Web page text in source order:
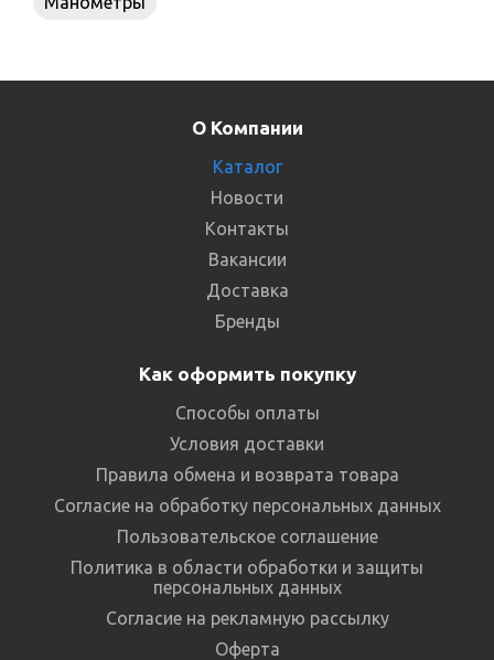
О Компании
Каталог
Новости
Контакты
Вакансии
Доставка
Бренды
Как оформить покупку
Способы оплаты
Условия доставки
Правила обмена и возврата товара
Согласие на обработку персональных данных
Пользовательское соглашение
Политика в области обработки и защиты
персональных данных
Согласие на рекламную рассылку
Оферта